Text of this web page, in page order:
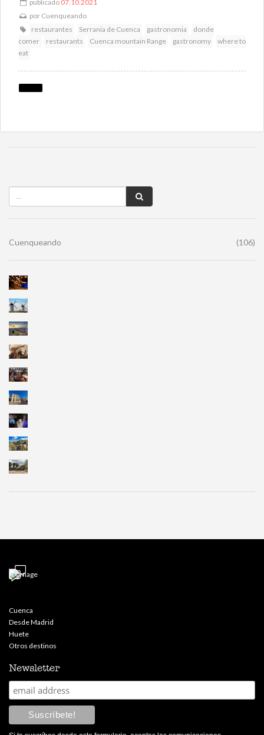
publicado 07.10.2021
por Cuenqueando
restaurantes
Serrania de Cuenca gastronomia
donde
comer
restaurants Cuenca mountain Range gastronomy
where to
eat
Cuenqueando (106)
Cuenca
Desde Madrid
Huete
Otros destinos
Newsletter